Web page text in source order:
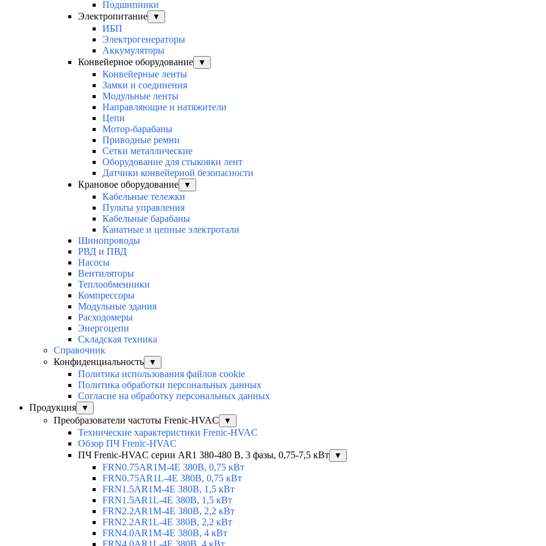
Подшипники
Электропитание
▼
ИБП
Электрогенераторы
Аккумуляторы
Конвейерное оборудование
▼
Конвейерные ленты
Замки и соединения
Модульные ленты
Направляющие и натяжители
Цепи
Мотор-барабаны
Приводные ремни
Сетки металлические
Оборудование для стыковки лент
Датчики конвейерной безопасности
Крановое оборудование
▼
Кабельные тележки
Пульты управления
Кабельные барабаны
Канатные и цепные электротали
Шинопроводы
РВД и ПВД
Насосы
Вентиляторы
Теплообменники
Компрессоры
Модульные здания
Расходомеры
Энергоцепи
Складская техника
Справочник
Конфиденциальность
▼
Политика использования файлов cookie
Политика обработки персональных данных
Согласие на обработку персональных данных
Продукция
▼
Преобразователи частоты Frenic-HVAC ▼
Технические характеристики Frenic-HVAC
Обзор ПЧ Frenic-HVAC
ПЧ Frenic-HVAC серии AR1 380-480 В, 3 фазы, 0,75-7,5 кВт
▼
FRN0.75AR1M-4E 380В, 0,75 кВт
FRN0.75AR1L-4E 380В, 0,75 кВт
FRN1.5AR1M-4E 380В, 1,5 кВт
FRN1.5AR1L-4E 380В, 1,5 кВт
FRN2.2AR1M-4E 380В, 2,2 кВт
FRN2.2AR1L-4E 380В, 2,2 кВт
FRN4.0AR1M-4E 380В, 4 кВт